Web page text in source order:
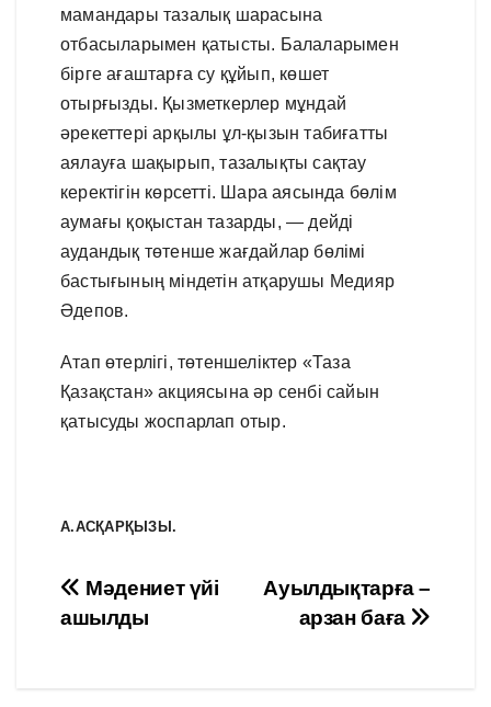
мамандары тазалық шарасына
отбасыларымен қатысты. Балаларымен
бірге ағаштарға су құйып, көшет
отырғызды. Қызметкерлер мұндай
әрекеттері арқылы ұл-қызын табиғатты
аялауға шақырып, тазалықты сақтау
керектігін көрсетті. Шара аясында бөлім
аумағы қоқыстан тазарды, — дейді
аудандық төтенше жағдайлар бөлімі
бастығының міндетін атқарушы Медияр
Әдепов.
Атап өтерлігі, төтеншеліктер «Таза
Қазақстан» акциясына әр сенбі сайын
қатысуды жоспарлап отыр.
А.АСҚАРҚЫЗЫ.
Навигация
Ауылдықтарға –
арзан баға
Мәдениет үйі
ашылды